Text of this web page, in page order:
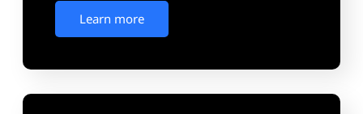
Learn more